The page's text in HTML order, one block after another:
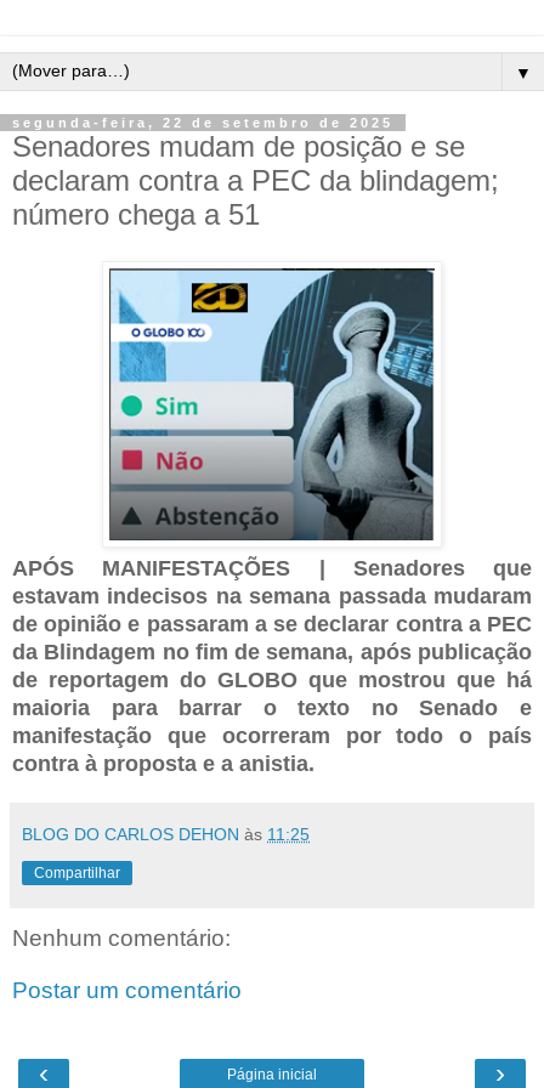
▼
segunda-feira, 22 de setembro de 2025
Senadores mudam de posição e se
declaram contra a PEC da blindagem;
número chega a 51
APÓS MANIFESTAÇÕES | Senadores que
estavam indecisos na semana passada mudaram
de opinião e passaram a se declarar contra a PEC
da Blindagem no fim de semana, após publicação
de reportagem do GLOBO que mostrou que há
maioria para barrar o texto no Senado e
manifestação que ocorreram por todo o país
contra à proposta e a anistia.
BLOG DO CARLOS DEHON às 11:25
Compartilhar
Nenhum comentário:
Postar um comentário
‹ ›
Página inicial